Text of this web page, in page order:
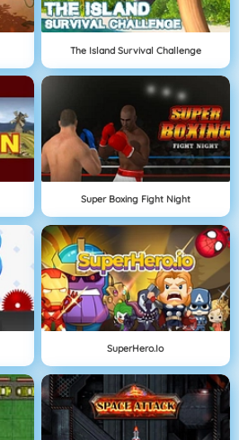
The Island Survival Challenge
Super Boxing Fight Night
SuperHero.io